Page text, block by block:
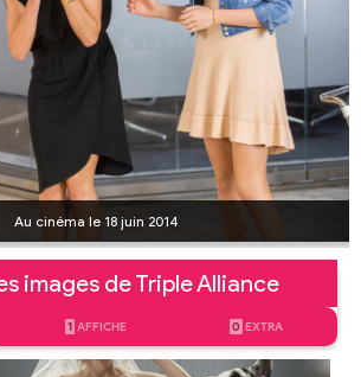
Au cinéma le 18 juin 2014
images de Triple Alliance
1 AFFICHE 0 EXTRA